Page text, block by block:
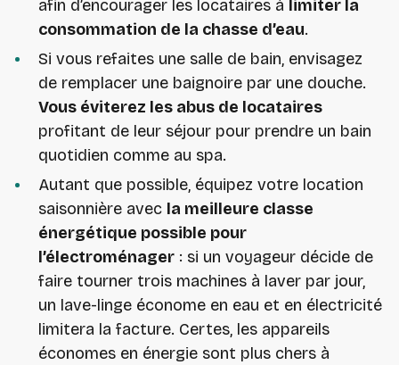
afin d’encourager les locataires à limiter la
consommation de la chasse d’eau.
Si vous refaites une salle de bain, envisagez
de remplacer une baignoire par une douche.
Vous éviterez les abus de locataires
profitant de leur séjour pour prendre un bain
quotidien comme au spa.
Autant que possible, équipez votre location
saisonnière avec la meilleure classe
énergétique possible pour
l’électroménager : si un voyageur décide de
faire tourner trois machines à laver par jour,
un lave-linge économe en eau et en électricité
limitera la facture. Certes, les appareils
économes en énergie sont plus chers à